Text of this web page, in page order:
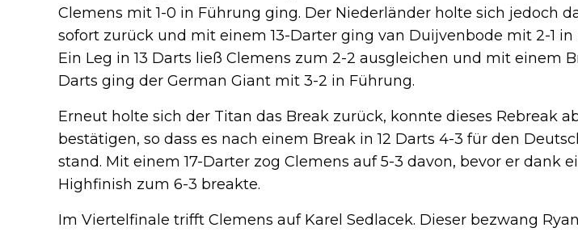
Clemens mit 1-0 in Führung ging. Der Niederländer holte sich jedoch
sofort zurück und mit einem 13-Darter ging van Duijvenbode mit 2-1 in
Ein Leg in 13 Darts ließ Clemens zum 2-2 ausgleichen und mit einem
Darts ging der German Giant mit 3-2 in Führung.
Erneut holte sich der Titan das Break zurück, konnte dieses Rebreak
bestätigen, so dass es nach einem Break in 12 Darts 4-3 für den
stand. Mit einem 17-Darter zog Clemens auf 5-3 davon, bevor er dank
Highfinish zum 6-3 breakte.
Im Viertelfinale trifft Clemens auf Karel Sedlacek. Dieser bezwang